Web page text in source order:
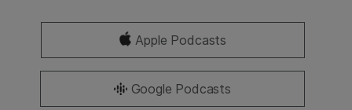
Apple Podcasts
Google Podcasts